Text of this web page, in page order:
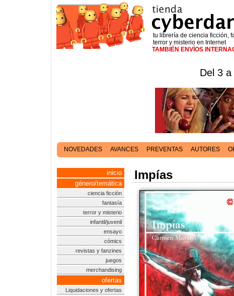
tu librería de ciencia ficción,
terror y misterio en Internet
TAMBIÉN ENVÍOS
Del 3
NOVEDADES AVANCES PREVENTAS AUTORES
inicio
género/temática
ciencia ficción
fantasía
terror y misterio
infantil/juvenil
ensayo
cómics
revistas y fanzines
juegos
merchandising
ofertas
Liquidaciones y ofertas
Impías